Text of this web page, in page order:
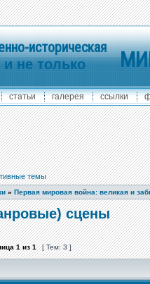
историческая
и не только
статьи галерея ссылки
темы
» Первая мировая война: великая и
сцены
1из1 [ Тем: 3 ]